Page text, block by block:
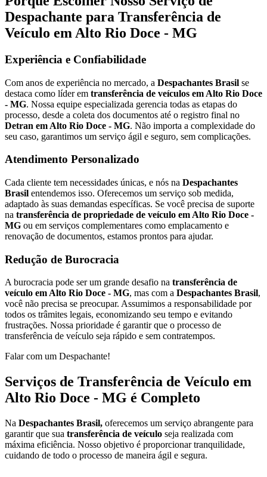
Despachante para Transferência de
Veículo em Alto Rio Doce - MG
Experiência e Confiabilidade
Com anos de experiência no mercado, a Despachantes Brasil se
destaca como líder em transferência de veículos em Alto Rio Doce
- MG. Nossa equipe especializada gerencia todas as etapas do
processo, desde a coleta dos documentos até o registro final no
Detran em Alto Rio Doce - MG. Não importa a complexidade do
seu caso, garantimos um serviço ágil e seguro, sem complicações.
Atendimento Personalizado
Cada cliente tem necessidades únicas, e nós na Despachantes
Brasil entendemos isso. Oferecemos um serviço sob medida,
adaptado às suas demandas específicas. Se você precisa de suporte
na transferência de propriedade de veículo em Alto Rio Doce -
MG ou em serviços complementares como emplacamento e
renovação de documentos, estamos prontos para ajudar.
Redução de Burocracia
A burocracia pode ser um grande desafio na transferência de
veículo em Alto Rio Doce - MG, mas com a Despachantes Brasil,
você não precisa se preocupar. Assumimos a responsabilidade por
todos os trâmites legais, economizando seu tempo e evitando
frustrações. Nossa prioridade é garantir que o processo de
transferência de veículo seja rápido e sem contratempos.
Falar com um Despachante!
Serviços de Transferência de Veículo em
Alto Rio Doce - MG é Completo
Na Despachantes Brasil, oferecemos um serviço abrangente para
garantir que sua transferência de veículo seja realizada com
máxima eficiência. Nosso objetivo é proporcionar tranquilidade,
cuidando de todo o processo de maneira ágil e segura.